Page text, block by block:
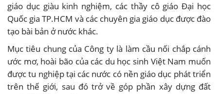
giáo dục giàu kinh nghiệm, các thầy cô giáo Đại học
Quốc gia TP.HCM và các chuyên gia giáo dục được đào
tạo bài bản ở nước khác.
Mục tiêu chung của Công ty là làm cầu nối chắp cánh
ước mơ, hoài bão của các du học sinh Việt Nam muốn
được tu nghiệp tại các nước có nền giáo dục phát triển
trên thế giới, sau đó trở về góp phần xây dựng đất